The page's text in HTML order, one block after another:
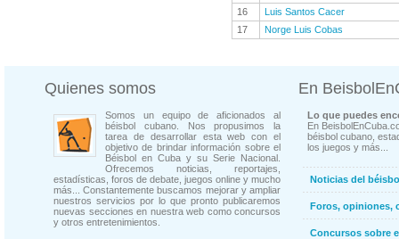
16
Luis Santos Cacer
17
Norge Luis Cobas
Quienes somos
Somos un equipo de aficionados al
béisbol cubano. Nos propusimos la
tarea de desarrollar esta web con el
objetivo de brindar información sobre el
Béisbol en Cuba y su Serie Nacional.
Ofrecemos noticias, reportajes,
estadísticas, foros de debate, juegos online y mucho
más... Constantemente buscamos mejorar y ampliar
nuestros servicios por lo que pronto publicaremos
nuevas secciones en nuestra web como concursos
y otros entretenimientos.
En
Lo que puedes
En
béisbol cubano,
los juegos y más...
Noticias del
Foros, opiniones,
Concursos sobre